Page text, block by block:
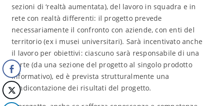
sezioni di ‘realtà aumentata), del lavoro in squadra e in
rete con realtà differenti: il progetto prevede
necessariamente il confronto con aziende, con enti del
territorio (ex i musei universitari). Sarà incentivato anche
il lavoro per obiettivi: ciascuno sarà responsabile di una
parte (da una sezione del progetto al singolo prodotto
informativo), ed è prevista strutturalmente una
rendicontazione dei risultati del progetto.